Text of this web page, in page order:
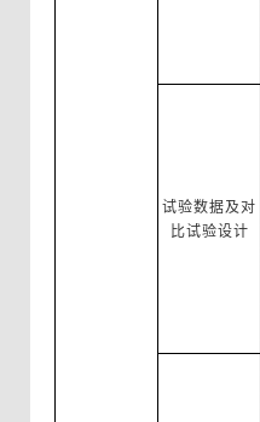
试验数据及对
比试验设计